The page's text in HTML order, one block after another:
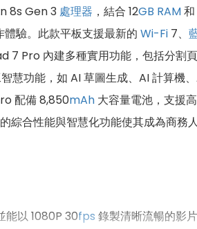
8s Gen 3處理器 ，結合 12GB RAM和
驗。此款平板支援最新的 Wi-Fi 7、
7 Pro 內建多種實用功能，包括分割
慧功能，如 AI 草圖生成、AI 計算機
配備 8,850mAh 大容量電池，支援
綜合性能與智慧化功能使其成為商務
能以 1080P 30fps 錄製清晰流暢的影